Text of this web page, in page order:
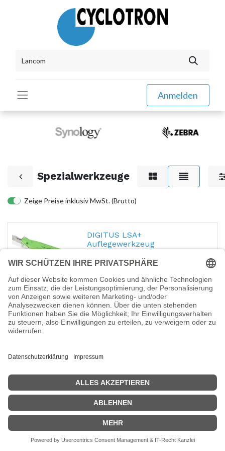
Anmelden
Spezialwerkzeuge
Zeige Preise inklusiv MwSt. (Brutto)
DIGITUS LSA+
Auflegewerkzeug
Hersteller-Nr.:A-LSA-K
EAN:4016032132868
Digitus Krone LSA+ - Punch-Down Tool
66,99
EAN:4016032206569
DIGITUS DN-LSA-PT - Punch-Down Tool
8,19€